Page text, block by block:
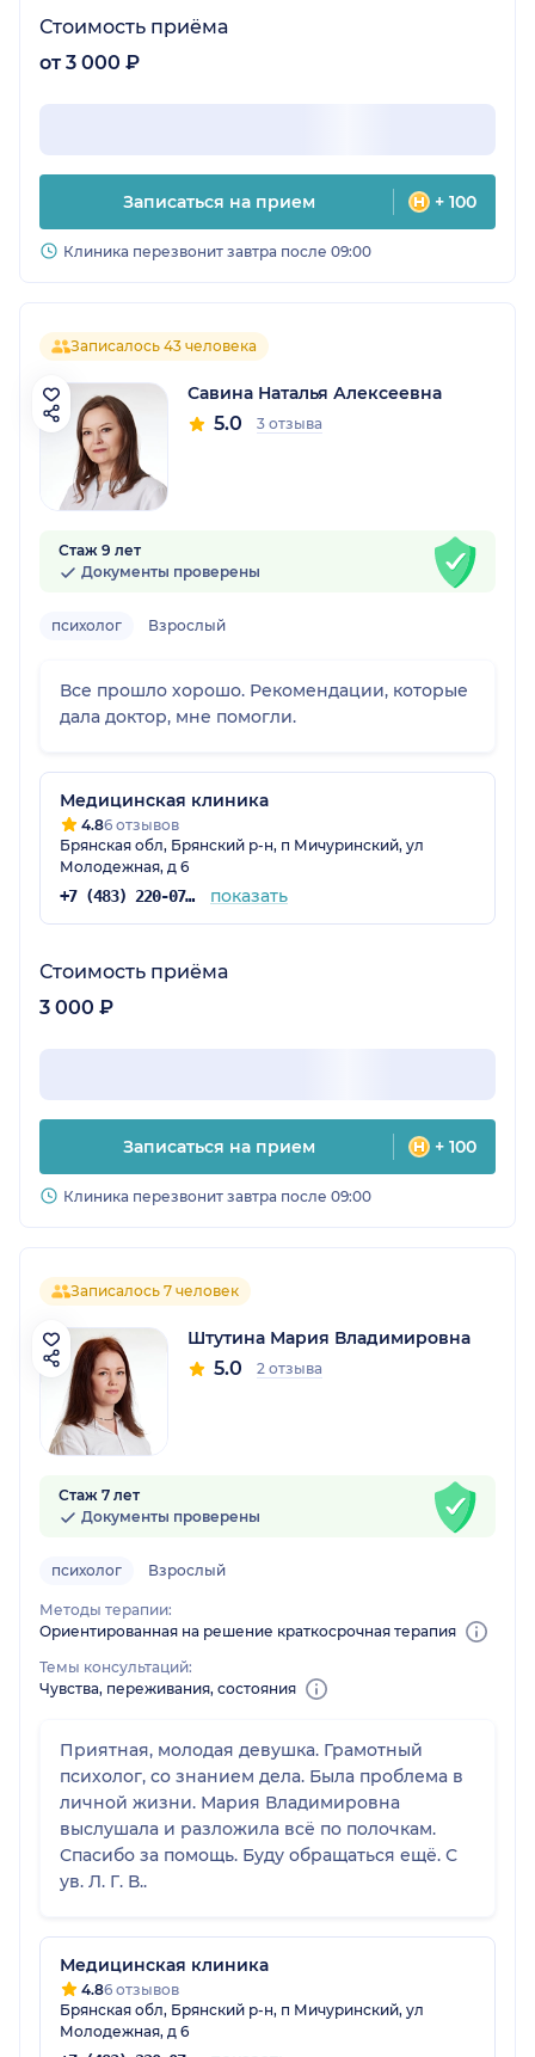
Стоимость приёма
от 3 000 ₽
Записаться на прием + 100
Клиника перезвонит завтра после 09:00
Записалось 43 человека
Савина Наталья Алексеевна
5.0 3 отзыва
Стаж 9 лет
Документы проверены
психолог Взрослый
Все прошло хорошо. Рекомендации, которые
дала доктор, мне помогли.
Медицинская клиника
4.86 отзывов
Брянская обл, Брянский р-н, п Мичуринский, ул
Молодежная, д 6
+7 (483) 220-07-59 показать
Стоимость приёма
3 000 ₽
Записаться на прием + 100
Клиника перезвонит завтра после 09:00
Записалось 7 человек
Штутина Мария Владимировна
5.0 2 отзыва
Стаж 7 лет
Документы проверены
психолог Взрослый
Методы терапии:
Ориентированная на решение краткосрочная терапия
Темы консультаций:
Чувства, переживания, состояния
Приятная, молодая девушка. Грамотный
психолог, со знанием дела. Была проблема в
личной жизни. Мария Владимировна
выслушала и разложила всё по полочкам.
Спасибо за помощь. Буду обращаться ещё. С
ув. Л. Г. В..
Медицинская клиника
4.86 отзывов
Брянская обл, Брянский р-н, п Мичуринский, ул
Молодежная, д 6